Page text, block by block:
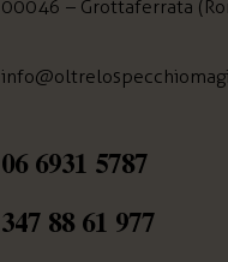
00046 – Grottaferrata
06 6931 5787
347 88 61 977